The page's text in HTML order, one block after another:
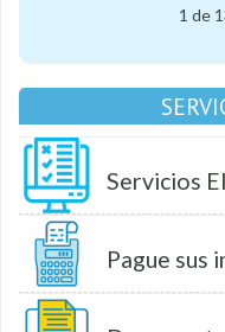
1 de
Servicios
Pague sus